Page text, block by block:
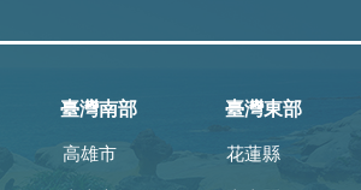
臺灣南部
高雄市
臺灣東部
花蓮縣